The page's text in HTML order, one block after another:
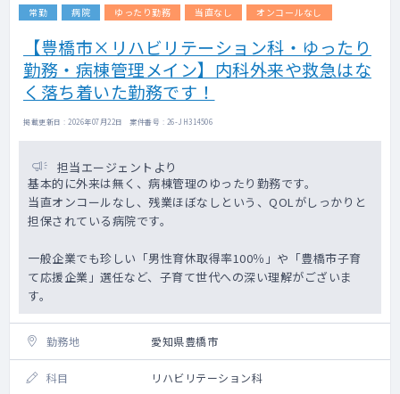
常勤 病院 ゆったり勤務 当直なし オンコールなし
【豊橋市×リハビリテーション科・ゆったり
勤務・病棟管理メイン】内科外来や救急はな
く落ち着いた勤務です！
掲載更新日 : 2026年07月22日 案件番号 : 26-JH314506
担当エージェントより
基本的に外来は無く、病棟管理のゆったり勤務です。
当直オンコールなし、残業ほぼなしという、QOLがしっかりと
担保されている病院です。
一般企業でも珍しい「男性育休取得率100％」や「豊橋市子育
て応援企業」選任など、子育て世代への深い理解がございま
す。
勤務地 愛知県豊橋市
科目 リハビリテーション科